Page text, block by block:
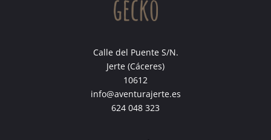
Calle del Puente S/N.
Jerte (Cáceres)
10612
info@aventurajerte.es
624 048 323